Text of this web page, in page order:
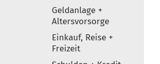
Geldanlage +
Altersvorsorge
Einkauf, Reise +
Freizeit